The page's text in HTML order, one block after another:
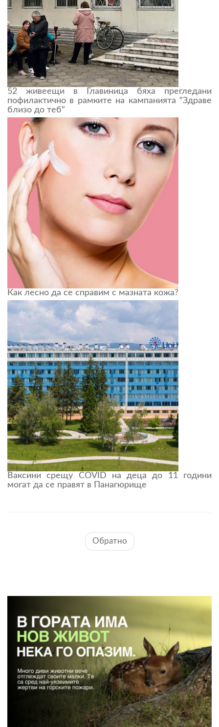
52 живеещи в Главиница бяха прегледани
пофилактично в рамките на кампанията "Здраве
близо до теб"
Как лесно да се справим с мазната кожа?
Ваксини срещу COVID на деца до 11 години
могат да се правят в Панагюрище
Обратно